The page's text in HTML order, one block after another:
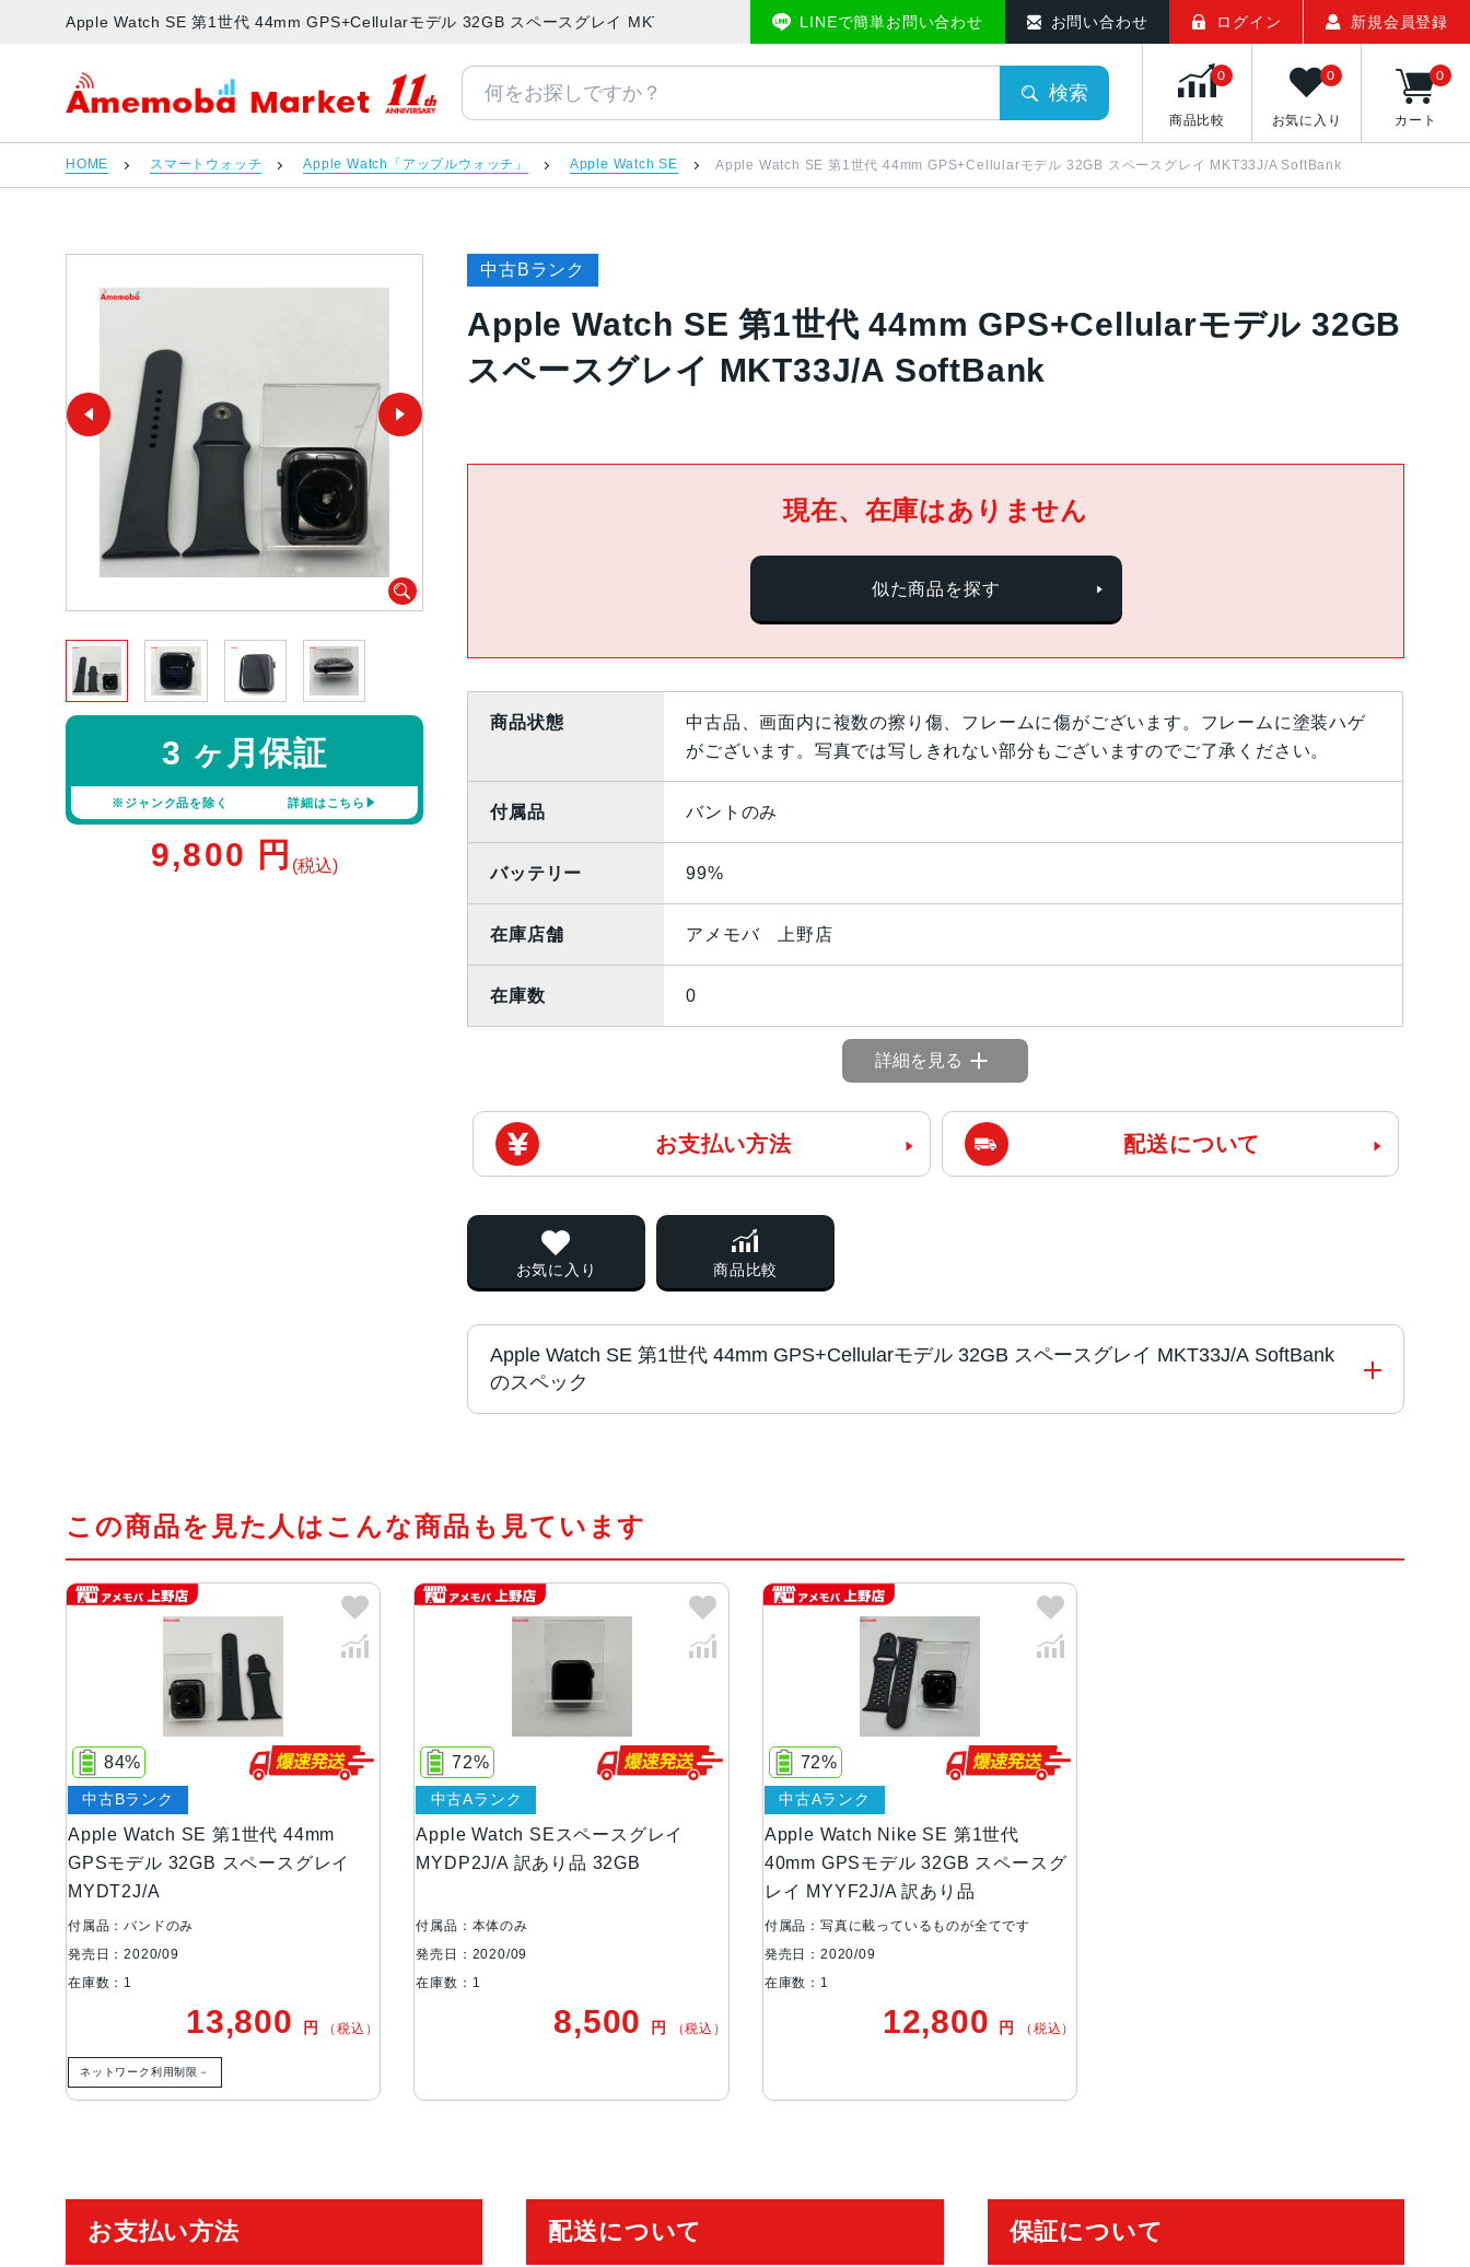
Apple Watch SE 第1世代 44mm GPS+Cellularモデル 32GB スペースグレイ MKT33J/A SoftBank | 中古スマホ販売のアメモバマーケット
LINEで簡単お問い合わせ お問い合わせ ログイン 新規会員登録
アメモバマーケット
検索
商品比較
0
お気に入り
0
カート
0
HOME スマートウォッチ Apple Watch「アップルウォッチ」 Apple Watch SE Apple Watch SE 第1世代 44mm GPS+Cellularモデル 32GB スペースグレイ MKT33J/A SoftBank
中古Bランク
Apple Watch SE 第1世代 44mm GPS+Cellularモデル 32GB
スペースグレイ MKT33J/A SoftBank
3 ヶ月保証
※ジャンク品を除く 詳細はこちら
9,800 円 (税込)
現在、在庫はありません
似た商品を探す
商品状態
中古品、画面内に複数の擦り傷、フレームに傷がございます。フレームに塗装ハゲ
がございます。写真では写しきれない部分もございますのでご了承ください。
付属品 バントのみ
バッテリー 99%
在庫店舗 アメモバ 上野店
在庫数 0
詳細を見る
お支払い方法 配送について
お気に入り 商品比較
Apple Watch SE 第1世代 44mm GPS+Cellularモデル 32GB スペースグレイ MKT33J/A SoftBank
のスペック
ディスプレイ 感圧タッチ対応LTPO OLED常時表示Retinaディスプレイ
ケースサイズ 44mm、40mm
ケースカラー スペースグレイ、ゴールド、シルバー
材質
Apple Watch
Series6との違い
血中酸素濃度アプリは非搭載
常時表示ディスプレイは非搭載
ケースはアルミニウムのみ
カラーはシルバー、スペースグレイ、ゴールドのみ
電気心拍センサーは非搭載
U1チップは非搭載
急速充電は非対応
この商品を見た人はこんな商品も見ています
Apple Watch SE 第1世代 44mm
GPSモデル 32GB スペースグレイ
MYDT2J/A
84%
中古Bランク
付属品：バンドのみ
発売日：2020/09
在庫数：1
13,800 円 （税込）
ネットワーク利用制限－
Apple Watch SEスペースグレイ
MYDP2J/A 訳あり品 32GB
72%
中古Aランク
付属品：本体のみ
発売日：2020/09
在庫数：1
8,500 円 （税込）
Apple Watch Nike SE 第1世代
40mm GPSモデル 32GB スペースグ
レイ MYYF2J/A 訳あり品
72%
中古Aランク
付属品：写真に載っているものが全てです
発売日：2020/09
在庫数：1
12,800 円 （税込）
お支払い方法 配送について 保証について